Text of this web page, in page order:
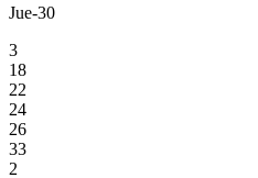
Jue-30
3
18
22
24
26
33
2